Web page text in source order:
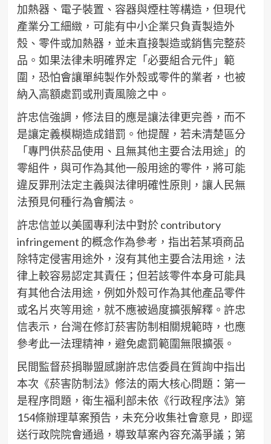
加熱器、電子裝置、容器與煙柱等構造，但現代
產業分工細緻，可能有中小企業只負責製造外
殼、零件或加熱器，並未直接製造或銷售完整菸
品。如果法律未明確界定「必要組合元件」範
圍，恐怕會讓單純製作外殼或零件的業者，也被
納入高額處罰或刑責風險之中。
許忠信強調，修法目的應是讓法律更完善，而不
是讓定義模糊造成錯罰。他提醒，若未清楚區分
「專門供菸品使用、且無其他主要合法用途」的
零組件，與可作為其他一般用途的零件，將可能
違反罪刑法定主義與法律明確性原則，讓人民無
法預見何種行為會觸法。
許忠信並以美國專利法中對於 contributory
infringement 的概念作為參考，指出若某項商品
除特定侵害用途外，沒有其他主要合法用途，法
律上較容易認定其責任；但若該零件本身可能具
有其他合法用途，例如外殼可作為其他產品零件
或名片夾等用途，就不應被過度擴張解釋。許忠
信表示，台灣在修訂菸害防制相關規範時，也應
參考此一法理精神，避免處罰範圍無限擴張。
民間監督菸捐聯盟感謝許忠信委員在質詢中指出
本次《菸害防制法》修法的兩大核心問題：第一
是程序問題，衛生福利部未依《行政程序法》第
154條辦理草案預告，未充分收集社會意見，即逕
送行政院院會通過，導致草案內容充滿爭議；第